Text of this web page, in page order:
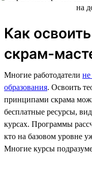
Как
скрам-
Многие работодатели не
образования. Освоить
принципами скрама
бесплатные ресурсы,
курсах. Программы
кто на базовом уровне
Многие курсы